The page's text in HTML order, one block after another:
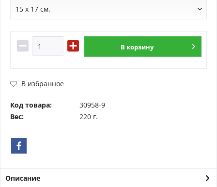
В корзину
В избранное
Код товара:
30958-9
Вес:
220 г.
Описание